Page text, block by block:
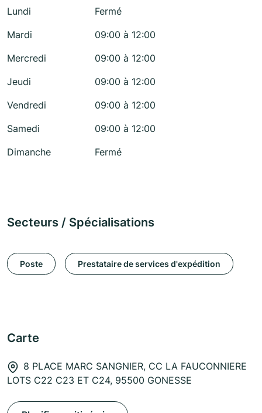
Lundi
Fermé
Mardi
09:00 à 12:00
Mercredi
09:00 à 12:00
Jeudi
09:00 à 12:00
Vendredi
09:00 à 12:00
Samedi
09:00 à 12:00
Dimanche
Fermé
Secteurs / Spécialisations
Poste Prestataire de services d'expédition
Carte
8 PLACE MARC SANGNIER, CC LA FAUCONNIERE
LOTS C22 C23 ET C24, 95500 GONESSE